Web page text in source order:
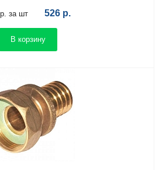
за шт 526 р.
В корзину